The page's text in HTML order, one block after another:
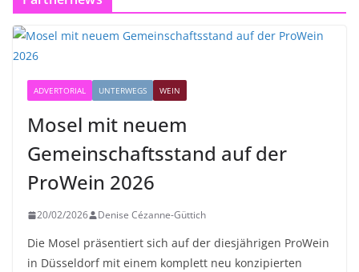
ADVERTORIAL UNTERWEGS WEIN
Mosel mit neuem
Gemeinschaftsstand auf der
ProWein 2026
20/02/2026 Denise Cézanne-Güttich
Die Mosel präsentiert sich auf der diesjährigen ProWein
in Düsseldorf mit einem komplett neu konzipierten